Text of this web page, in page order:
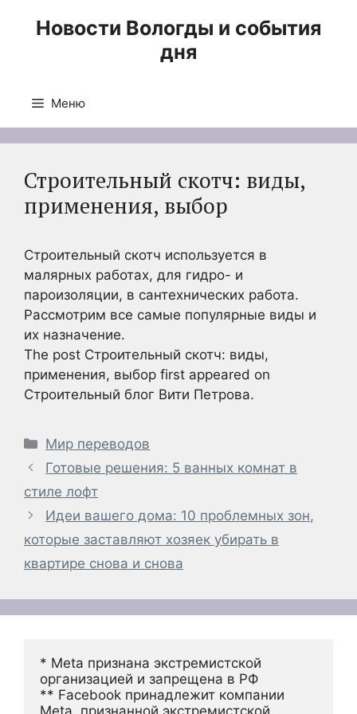
Новости Вологды и события
дня
Меню
Строительный скотч: виды,
применения, выбор
Строительный скотч используется в
малярных работах, для гидро- и
пароизоляции, в сантехнических работа.
Рассмотрим все самые популярные виды и
их назначение.
The post Строительный скотч: виды,
применения, выбор first appeared on
Строительный блог Вити Петрова.
Рубрики
Мир переводов
Готовые решения: 5 ванных комнат в
стиле лофт
Идеи вашего дома: 10 проблемных зон,
которые заставляют хозяек убирать в
квартире снова и снова
* Meta признана экстремистской
организацией и запрещена в РФ
** Facebook принадлежит компании
Meta, признанной экстремистской